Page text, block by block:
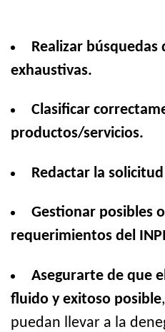
Realizar
exhaustivas.
Clasificar
productos/servicios.
Redactar la
Gestionar posibles
requerimientos del
Asegurarte de que
fluido y exitoso posible
puedan llevar a la